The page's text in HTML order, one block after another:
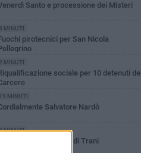
Santo e processione dei Misteri
8 MINUTI
pirotecnici per San Nicola
2 MINUTI
sociale per 10 detenuti del
19 MINUTI
Salvatore Nardò
MINUTI
L'incendio del Castello di Trani